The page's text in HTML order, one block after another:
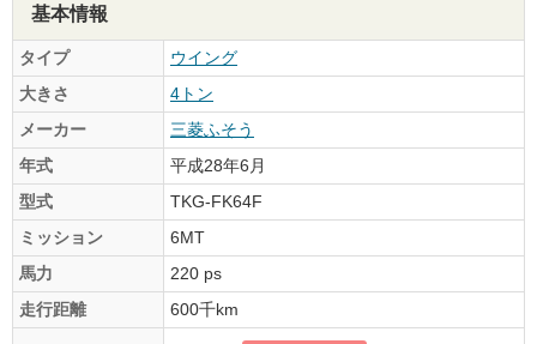
基本情報
タイプ
ウイング
大きさ
4トン
メーカー
三菱ふそう
年式
平成28年6月
型式
TKG-FK64F
ミッション
6MT
馬力
220 ps
走行距離
600千km